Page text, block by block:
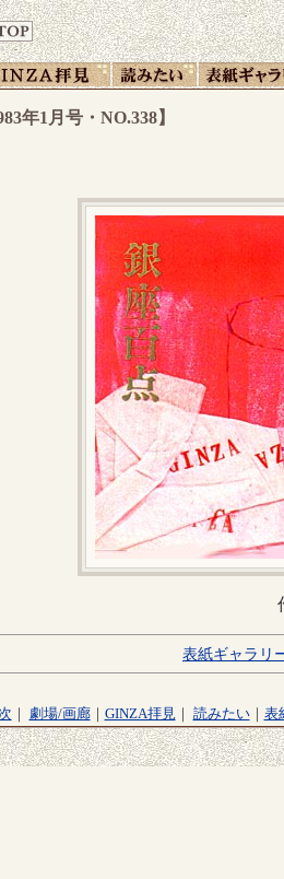
年1月号・NO.338】
表紙ギャラリ
｜ 劇場/画廊｜ GINZA拝見｜ 読みたい｜ 表